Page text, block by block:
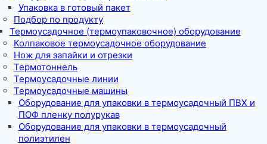
Упаковка в готовый пакет
Подбор по продукту
Термоусадочное (термоупаковочное) оборудование
Колпаковое термоусадочное оборудование
Нож для запайки и отрезки
Термотоннель
Термоусадочные линии
Термоусадочные машины
Оборудование для упаковки в термоусадочный ПВХ и
ПОФ пленку полурукав
Оборудование для упаковки в термоусадочный
полиэтилен